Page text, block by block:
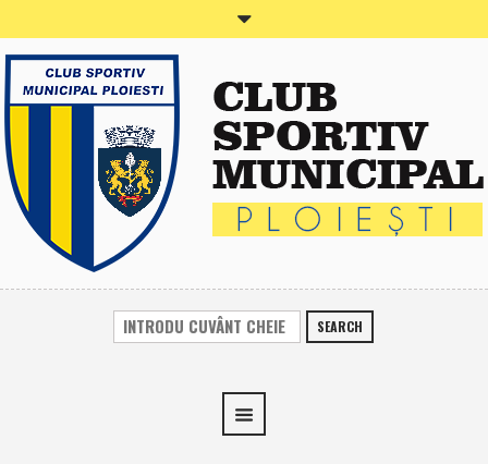
SEARCH